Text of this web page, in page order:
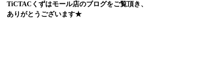
TiCTACくずはモール店のブログをご覧頂き、
ありがとうございます★